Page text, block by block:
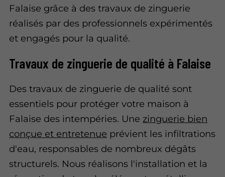
Falaise grâce à des travaux de zinguerie
réalisés par des professionnels expérimentés
et engagés pour la qualité.
Travaux de zinguerie de qualité à Falaise
Des travaux de zinguerie de qualité sont
essentiels pour protéger votre maison à
Falaise des intempéries. Unezinguerie bien
conçue et entretenue prévient les infiltrations
d'eau, responsables de nombreux dégâts
structurels. Nous réalisons l'installation et la